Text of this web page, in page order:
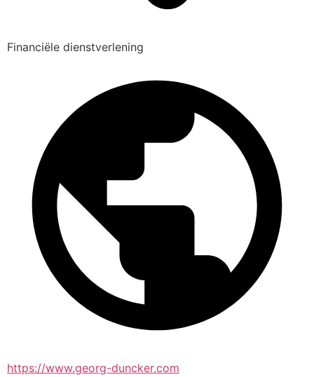
Financiële dienstverlening
https://www.georg-duncker.com